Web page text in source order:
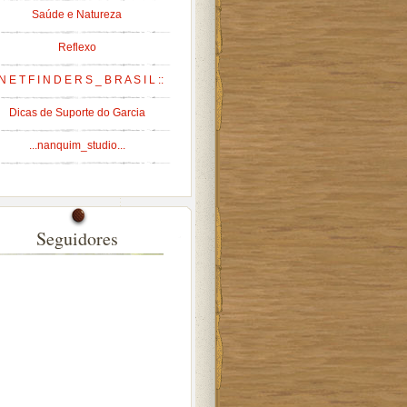
Saúde e Natureza
Reflexo
E T F I N D E R S _ B R A S I L ::
Dicas de Suporte do Garcia
...nanquim_studio...
Seguidores